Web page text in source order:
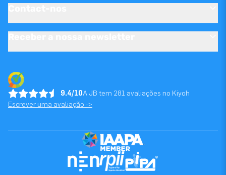
9.4/10A JB tem 281 avaliações no Kiyoh
Escrever uma avaliação ->